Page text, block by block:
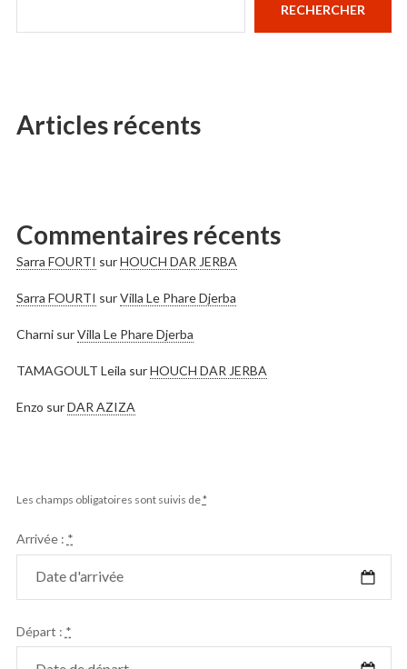
RECHERCHER
Articles récents
Commentaires récents
Sarra FOURTI surHOUCH DAR JERBA
Sarra FOURTI surVilla Le Phare Djerba
CharnisurVilla Le Phare Djerba
TAMAGOULT Leila surHOUCH DAR JERBA
Enzo surDAR AZIZA
Les champs obligatoires sont suivis de*
Arrivée : *
Départ : *